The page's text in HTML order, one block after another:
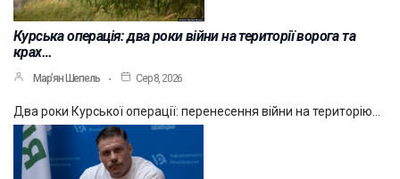
Курська операція: два роки війни на території ворога та
крах…
Мар’ян Шепель Сер 8, 2026
Два роки Курської операції: перенесення війни на територію…